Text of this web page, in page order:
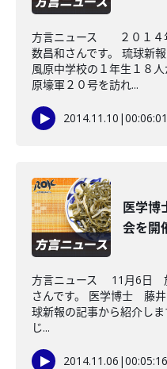
方言ニュース ２０１４
数昌和さんです。 琉球新
風原中学校の１年生１８
原壕軍２０号を訪れ...
2014.11.10 |00:06:01
医学博
会を開
方言ニュース 11月6日
さんです。 医学博士 藤
球新報の記事から紹介し
じ...
2014.11.06 |00:05:16